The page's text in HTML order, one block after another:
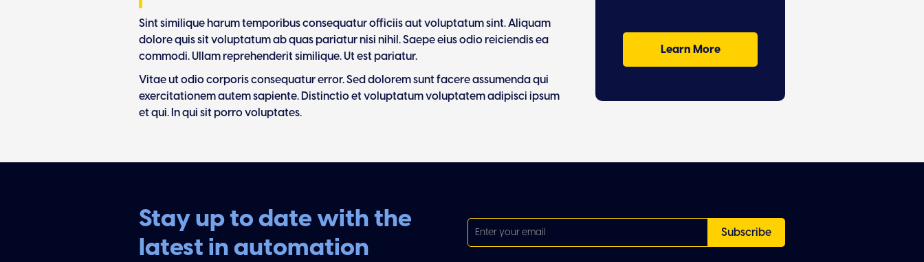
Sint similique harum temporibus consequatur officiis aut voluptatum sint. Aliquam
dolore quis sit voluptatum ab quas pariatur nisi nihil. Saepe eius odio reiciendis ea
commodi. Ullam reprehenderit similique. Ut est pariatur.
Vitae ut odio corporis consequatur error. Sed dolorem sunt facere assumenda qui
exercitationem autem sapiente. Distinctio et voluptatum voluptatem adipisci ipsum
et qui. In qui sit porro voluptates.
Learn More
Stay up to date with the
latest in automation